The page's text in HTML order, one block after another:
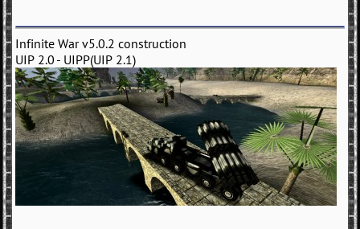
Infinite War v5.0.2 construction
UIP 2.0 - UIPP(UIP 2.1)